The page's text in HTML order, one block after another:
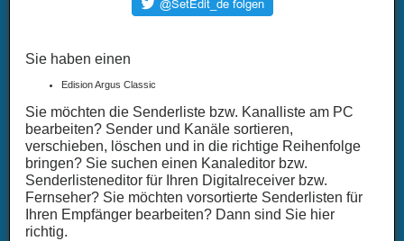
Sie haben einen
Edision Argus Classic
Sie möchten die Senderliste bzw. Kanalliste am PC
bearbeiten? Sender und Kanäle sortieren,
verschieben, löschen und in die richtige Reihenfolge
bringen? Sie suchen einen Kanaleditor bzw.
Senderlisteneditor für Ihren Digitalreceiver bzw.
Fernseher? Sie möchten vorsortierte Senderlisten für
Ihren Empfänger bearbeiten? Dann sind Sie hier
richtig.